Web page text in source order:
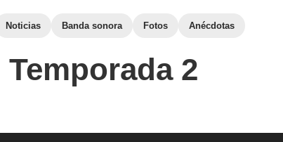
Noticias Banda sonora Fotos Anécdotas
Temporada 2